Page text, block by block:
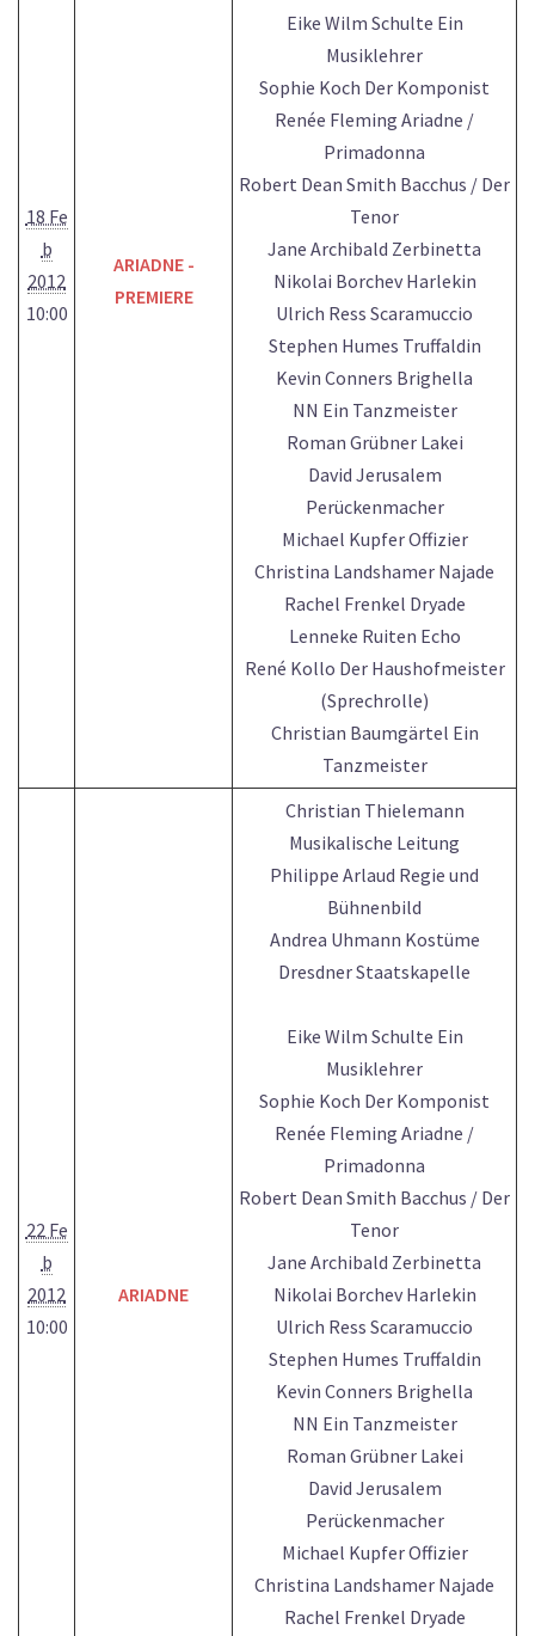
18 Fe
b
2012
10:00
ARIADNE -
PREMIERE
Eike Wilm Schulte Ein
Musiklehrer
Sophie Koch Der Komponist
Renée Fleming Ariadne /
Primadonna
Robert Dean Smith Bacchus / Der
Tenor
Jane Archibald Zerbinetta
Nikolai Borchev Harlekin
Ulrich Ress Scaramuccio
Stephen Humes Truffaldin
Kevin Conners Brighella
NN Ein Tanzmeister
Roman Grübner Lakei
David Jerusalem
Perückenmacher
Michael Kupfer Offizier
Christina Landshamer Najade
Rachel Frenkel Dryade
Lenneke Ruiten Echo
René Kollo Der Haushofmeister
(Sprechrolle)
Christian Baumgärtel Ein
Tanzmeister
22 Fe
b
2012
10:00
ARIADNE
Christian Thielemann
Musikalische Leitung
Philippe Arlaud Regie und
Bühnenbild
Andrea Uhmann Kostüme
Dresdner Staatskapelle
Eike Wilm Schulte Ein
Musiklehrer
Sophie Koch Der Komponist
Renée Fleming Ariadne /
Primadonna
Robert Dean Smith Bacchus / Der
Tenor
Jane Archibald Zerbinetta
Nikolai Borchev Harlekin
Ulrich Ress Scaramuccio
Stephen Humes Truffaldin
Kevin Conners Brighella
NN Ein Tanzmeister
Roman Grübner Lakei
David Jerusalem
Perückenmacher
Michael Kupfer Offizier
Christina Landshamer Najade
Rachel Frenkel Dryade